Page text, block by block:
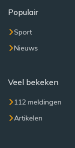
Populair
Sport
Nieuws
Veel bekeken
112 meldingen
Artikelen